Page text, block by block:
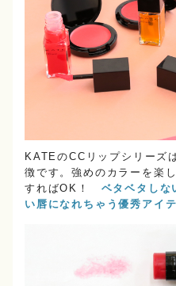
KATEのCCリップシリーズ
徴です。強めのカラーを楽
すればOK！ ベタベタしな
い唇になれちゃう優秀アイテ